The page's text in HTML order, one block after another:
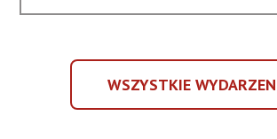
BROADWAY
W
TORUNIU
w
WSZYSTKIE